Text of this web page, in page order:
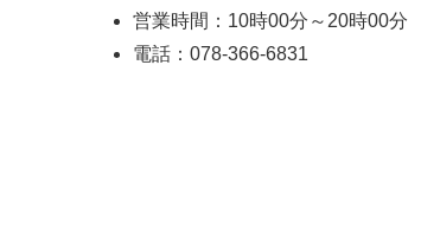
営業時間：10時00分～20時00分
電話：078-366-6831